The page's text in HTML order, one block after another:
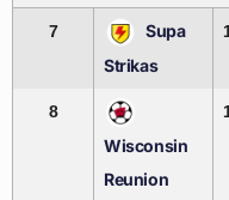
7
Supa
Strikas
8
Wisconsin
Reunion